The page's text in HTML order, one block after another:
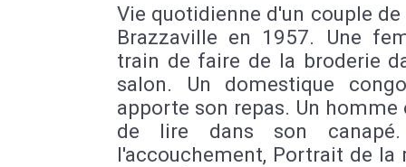
Vie quotidienne d'un couple
Brazzaville en 1957. Une
train de faire de la broderie
salon. Un domestique
apporte son repas. Un homme
de lire dans son canapé.
l'accouchement, Portrait de la